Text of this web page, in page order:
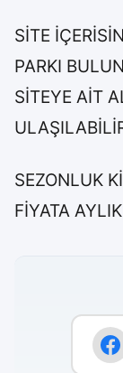
SİTE
PARKI
SİTEYE AİT
SEZONLUK
FİYATA